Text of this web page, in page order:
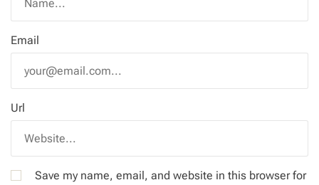
Email
Url
Save my name, email, and website in this browser for